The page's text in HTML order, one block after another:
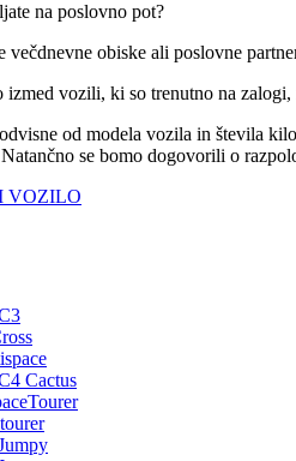
na poslovno pot?
večdnevne obiske ali poslovne
izmed vozili, ki so trenutno na
od modela vozila in števila
se bomo dogovorili o
VOZILO